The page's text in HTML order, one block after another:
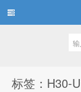
标签：H30-